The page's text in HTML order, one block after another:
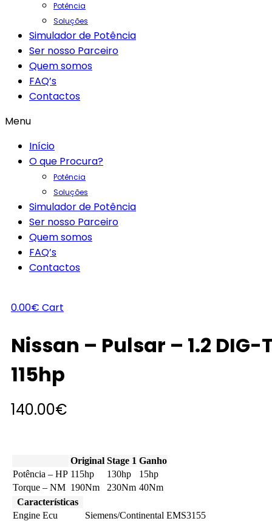
Potência
Soluções
Simulador de Potência
Ser nosso Parceiro
Quem somos
FAQ’s
Contactos
Menu
Início
O que Procura?
Potência
Soluções
Simulador de Potência
Ser nosso Parceiro
Quem somos
FAQ’s
Contactos
0.00€ Cart
Nissan – Pulsar – 1.2 DIG-
115hp
140.00€
Original Stage 1 Ganho
Potência – HP 115hp 130hp
15hp
Torque – NM 190Nm 230Nm 40Nm
Características
Engine Ecu
Siemens/Continental EMS3155